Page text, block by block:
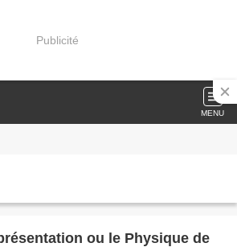
Publicité
MENU
ou le Physique de